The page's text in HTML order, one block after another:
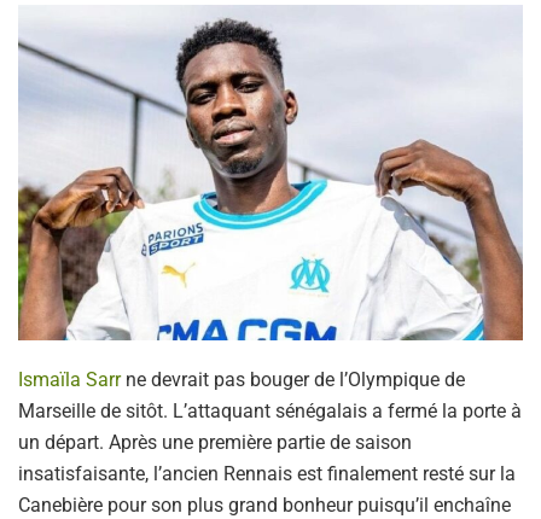
Ismaïla Sarrne devrait pas bouger de l’Olympique de
Marseille de sitôt. L’attaquant sénégalais a fermé la porte à
un départ. Après une première partie de saison
insatisfaisante, l’ancien Rennais est finalement resté sur la
Canebière pour son plus grand bonheur puisqu’il enchaîne